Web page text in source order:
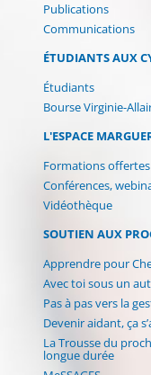
Publications
Communications
ÉTUDIANTS AUX
Étudiants
Bourse Virginie-
L'ESPACE
Formations offertes
Conférences,
Vidéothèque
SOUTIEN AUX
Apprendre pour
Avec toi sous un
Pas à pas vers la
Devenir aidant, ça
La Trousse du
longue durée